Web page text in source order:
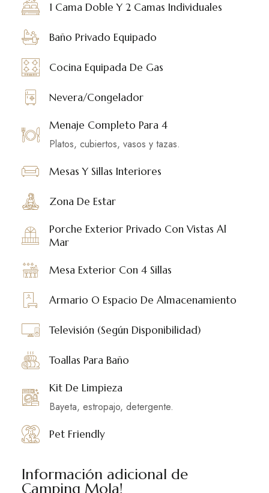
1 Cama Doble Y 2 Camas Individuales
Baño Privado Equipado
Cocina Equipada De Gas
Nevera/Congelador
Menaje Completo Para 4
Platos, cubiertos, vasos y tazas.
Mesas Y Sillas Interiores
Zona De Estar
Porche Exterior Privado Con Vistas Al
Mar
Mesa Exterior Con 4 Sillas
Armario O Espacio De Almacenamiento
Televisión (según Disponibilidad)
Toallas Para Baño
Kit De Limpieza
Bayeta, estropajo, detergente.
Pet Friendly
Información adicional de
Camping Mola!